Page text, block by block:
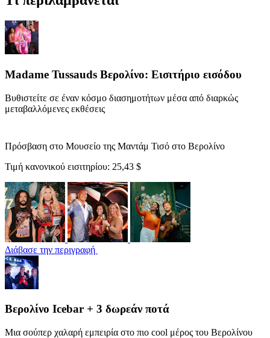
Madame Tussauds Βερολίνο: Εισιτήριο εισόδου
Βυθιστείτε σε έναν κόσμο διασημοτήτων μέσα από διαρκώς
μεταβαλλόμενες εκθέσεις
Πρόσβαση στο Μουσείο της Μαντάμ Τισό στο Βερολίνο
Τιμή κανονικού εισιτηρίου: 25,43 $
Διάβασε την περιγραφή
Βερολίνο Icebar + 3 δωρεάν ποτά
Μια σούπερ χαλαρή εμπειρία στο πιο cool μέρος του Βερολίνου